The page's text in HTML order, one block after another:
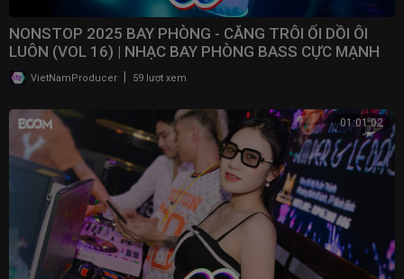
NONSTOP 2025 BAY PHÒNG - CĂNG TRÔI ỐI DỒI ÔI
LUÔN (VOL 16) | NHẠC BAY PHÒNG BASS CỰC MẠNH ​
VietNamProducer 59 lượt xem
01:01:02